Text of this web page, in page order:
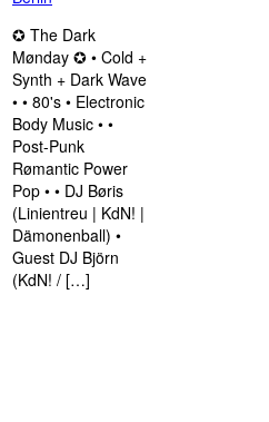
✪ The Dark
Mønday ✪ • Cold +
Synth + Dark Wave
• • 80's • Electronic
Body Music • •
Post-Punk
Rømantic Power
Pop • • DJ Børis
(Linientreu | KdN! |
Dämonenball) •
Guest DJ Björn
(KdN! / […]